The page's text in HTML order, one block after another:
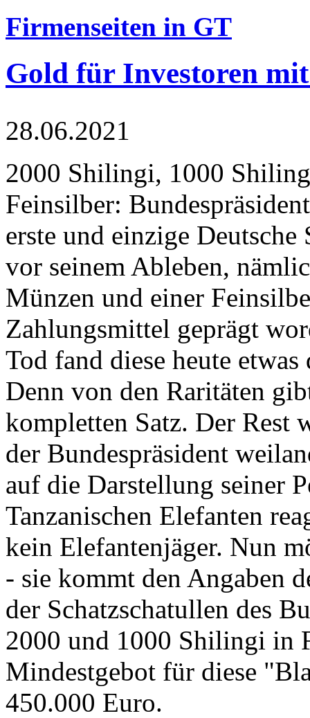
Firmenseiten in GT
Gold für Investoren
28.06.2021
2000 Shilingi, 1000
Feinsilber:
erste und einzige Deutsche
vor seinem Ableben,
Münzen und einer
Zahlungsmittel geprägt
Tod fand diese heute
Denn von den Raritäten
kompletten Satz. Der Rest
der Bundespräsident
auf die Darstellung seiner
Tanzanischen Elefanten
kein Elefantenjäger. Nun
- sie kommt den Angaben
der Schatzschatullen des
2000 und 1000 Shilingi in
Mindestgebot für diese
450.000 Euro.